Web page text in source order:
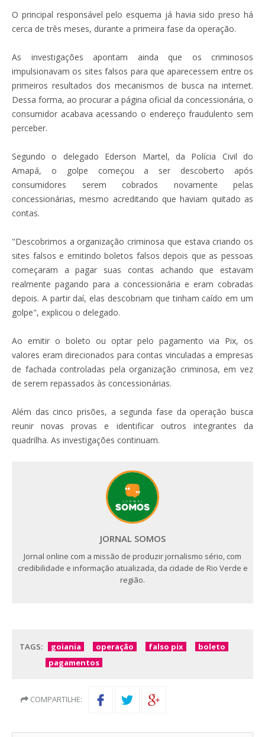
O principal responsável pelo esquema já havia sido preso há
cerca de três meses, durante a primeira fase da operação.
As investigações apontam ainda que os criminosos
impulsionavam os sites falsos para que aparecessem entre os
primeiros resultados dos mecanismos de busca na internet.
Dessa forma, ao procurar a página oficial da concessionária, o
consumidor acabava acessando o endereço fraudulento sem
perceber.
Segundo o delegado Ederson Martel, da Polícia Civil do
Amapá, o golpe começou a ser descoberto após
consumidores serem cobrados novamente pelas
concessionárias, mesmo acreditando que haviam quitado as
contas.
"Descobrimos a organização criminosa que estava criando os
sites falsos e emitindo boletos falsos depois que as pessoas
começaram a pagar suas contas achando que estavam
realmente pagando para a concessionária e eram cobradas
depois. A partir daí, elas descobriam que tinham caído em um
golpe", explicou o delegado.
Ao emitir o boleto ou optar pelo pagamento via Pix, os
valores eram direcionados para contas vinculadas a empresas
de fachada controladas pela organização criminosa, em vez
de serem repassados às concessionárias.
Além das cinco prisões, a segunda fase da operação busca
reunir novas provas e identificar outros integrantes da
quadrilha. As investigações continuam.
JORNAL SOMOS
Jornal online com a missão de produzir jornalismo sério, com
credibilidade e informação atualizada, da cidade de Rio Verde e
região.
TAGS: goiania operação falso pix
boleto
pagamentos
COMPARTILHE: